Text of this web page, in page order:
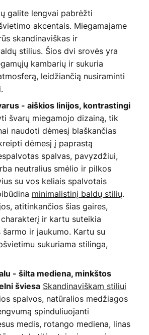
galite lengvai pabrėžti
akcentais. Miegamajame
skandinaviškas ir
stilius. Šios dvi srovės yra
kambarių ir sukuria
leidžiančią nusiraminti
- aiškios linijos, kontrastingi
švarų miegamojo dizainą, tik
naudoti dėmesį blaškančias
dėmesį į paprastą
spalvas, pavyzdžiui,
neutralius smėlio ir pilkos
su vos keliais spalvotais
minimalistinį baldų stilių.
atitinkančios šias gaires,
ir kartu suteikia
šarmo ir jaukumo. Kartu su
sukuriama stilinga,
- šilta mediena, minkštos
šviesa Skandinaviškam stiliui
spalvos, natūralios medžiagos
spinduliuojanti
medis, rotango mediena, linas